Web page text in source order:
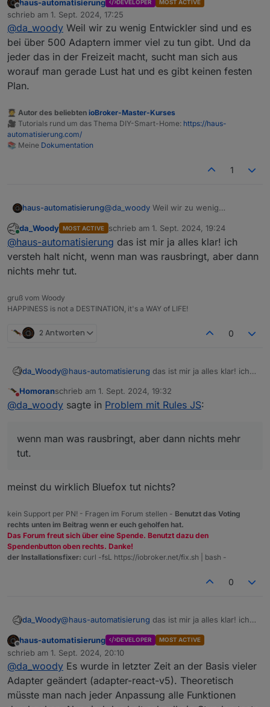
die frage ist halt, warum sich da nichts tut.
Offline
haus-automatisierung DEVELOPER MOST ACTIVE
schrieb am 1. Sept. 2024, 17:25
zuletzt editiert von
@da_woody Weil wir zu wenig Entwickler sind und es
bei über 500 Adaptern immer viel zu tun gibt. Und da
jeder das in der Freizeit macht, sucht man sich aus
worauf man gerade Lust hat und es gibt keinen festen
Plan.
🧑‍🎓 Autor des beliebten ioBroker-Master-Kurses
🎥 Tutorials rund um das Thema DIY-Smart-Home: https://haus-
automatisierung.com/
📚 Meine Dokumentation
1
haus-automatisierung@da_woody Weil wir zu wenig
Adaptern immer viel zu tun gibt. Und da
jeder das in der Freizeit macht, sucht
man sich aus worauf man gerade Lust
hat und es gibt keinen festen Plan.
Online
da_Woody MOST ACTIVE schrieb am 1. Sept. 2024, 19:24
zuletzt editiert von
@haus-automatisierung das ist mir ja alles klar! ich
versteh halt nicht, wenn man was rausbringt, aber dann
nichts mehr tut.
gruß vom Woody
HAPPINESS is not a DESTINATION, it's a WAY of LIFE!
2 Antworten 0
da_Woody@haus-automatisierung das ist mir ja alles klar! ich
dann nichts mehr tut.
Nicht stören
Homoranschrieb am 1. Sept. 2024, 19:32
zuletzt editiert von
@da_woody sagte in Problem mit Rules JS:
wenn man was rausbringt, aber dann nichts mehr
tut.
meinst du wirklich Bluefox tut nichts?
kein Support per PN! - Fragen im Forum stellen - Benutzt das Voting
rechts unten im Beitrag wenn er euch geholfen hat.
Das Forum freut sich über eine Spende. Benutzt dazu den
Spendenbutton oben rechts. Danke!
der Installationsfixer: curl -fsL https://iobroker.net/fix.sh | bash -
0
da_Woody@haus-automatisierung das ist mir ja alles klar! ich
dann nichts mehr tut.
Offline
haus-automatisierung DEVELOPER MOST ACTIVE
schrieb am 1. Sept. 2024, 20:10
zuletzt editiert von
@da_woody Es wurde in letzter Zeit an der Basis vieler
Adapter geändert (adapter-react-v5). Theoretisch
müsste man nach jeder Anpassung alle Funktionen